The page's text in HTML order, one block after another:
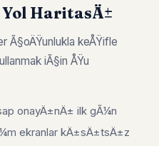
HaritasÄ±
Ã§oÄŸunlukla keÅŸifle
iÃ§in ÅŸu
onayÄ±nÄ± ilk gÃ¼n
ekranlar kÄ±sÄ±tsÄ±z